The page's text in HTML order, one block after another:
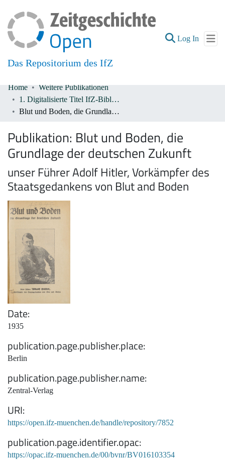
Das Repositorium des IfZ
Log In (current)
Communities & Collections
All of DSpace
Home
Weitere Publikationen
1. Digitalisierte Titel IfZ-Bibliothek
Blut und Boden, die Grundlage der deutschen Zukunft
Publikation: Blut und Boden, die
Grundlage der deutschen Zukunft
unser Führer Adolf Hitler, Vorkämpfer des
Staatsgedankens von Blut and Boden
Date
1935
publication.page.publisher.place
Berlin
publication.page.publisher.name
Zentral-Verlag
URI
https://open.ifz-muenchen.de/handle/repository/7852
publication.page.identifier.opac
https://opac.ifz-muenchen.de/00/bvnr/BV016103354